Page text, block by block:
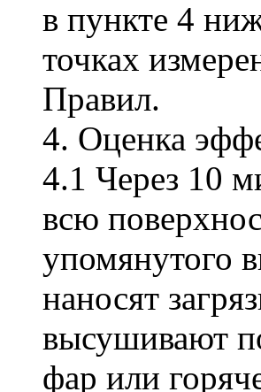
в пункте 4
точках
Правил.
4. Оценка
4.1 Через 10
всю
упомянутого
наносят
высушивают
фар или